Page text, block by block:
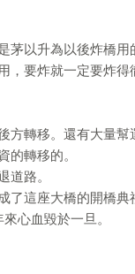
以升為以後炸橋用
，要炸就一定要炸得
方轉移。還有大量幫
轉移的。
道路。
這座大橋的開橋典
心血毀於一旦。